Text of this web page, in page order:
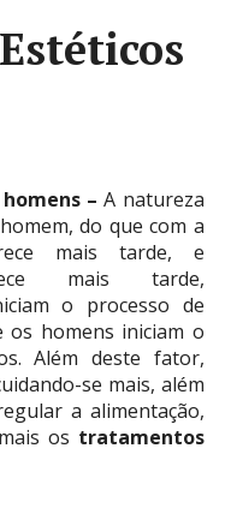
–A natureza
do que com a
mais tarde, e
mais tarde,
o processo de
os homens iniciam o
Além deste fator,
se mais, além
a alimentação,
os tratamentos